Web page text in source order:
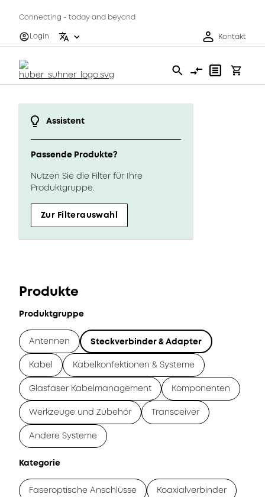
Connecting - today and beyond
Login
Kontakt
Assistent
Passende Produkte?
Nutzen Sie die Filter für Ihre
Produktgruppe.
Zur Filterauswahl
Produkte
Produktgruppe
Antennen Steckverbinder & Adapter
Kabel Kabelkonfektionen & Systeme
Glasfaser Kabelmanagement Komponenten
Werkzeuge und Zubehör Transceiver
Andere Systeme
Kategorie
Faseroptische Anschlüsse Koaxialverbinder